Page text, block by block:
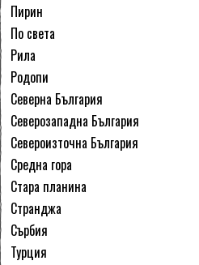
Пирин
По света
Рила
Родопи
Северна България
Северозападна България
Североизточна България
Средна гора
Стара планина
Странджа
Сърбия
Турция